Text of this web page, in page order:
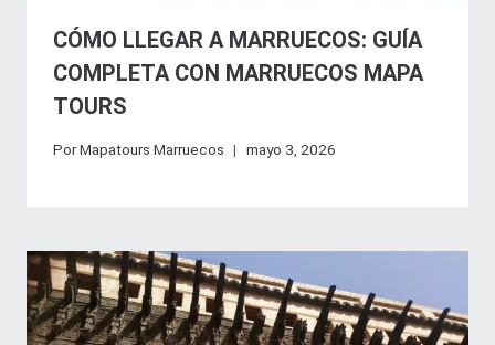
CÓMO LLEGAR A MARRUECOS: GUÍA
COMPLETA CON MARRUECOS MAPA
TOURS
PorMapatours Marruecos mayo 3, 2026